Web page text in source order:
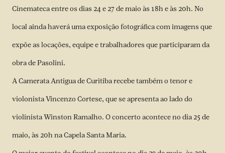
Cinemateca entre os dias 24 e 27 de maio às 18h e às 20h. No
local ainda haverá uma exposição fotográfica com imagens que
expõe as locações, equipe e trabalhadores que participaram da
obra de Pasolini.
A Camerata Antigua de Curitiba recebe também o tenor e
violonista Vincenzo Cortese, que se apresenta ao lado do
violinista Winston Ramalho. O concerto acontece no dia 25 de
maio, às 20h na Capela Santa Maria.